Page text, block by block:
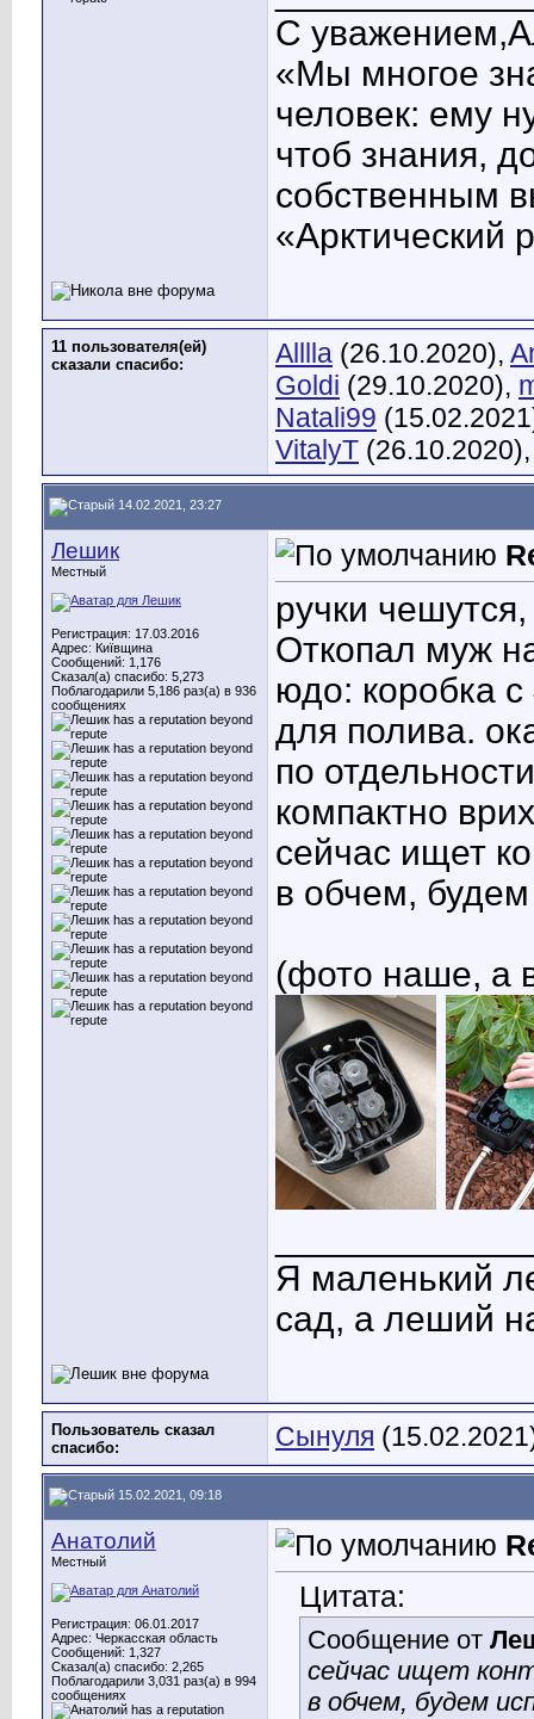
С
«Мы многое
человек: ему
чтоб знания,
собственным
«Арктический
11 пользователя(ей)
сказали cпасибо:
Alllla (26.10.2020),
Goldi (29.10.2020),
Natali99
VitalyT
14.02.2021, 23:27
Лешик
Местный
Регистрация: 17.03.2016
Адрес: Київщина
Сообщений: 1,176
Сказал(а) спасибо: 5,273
Поблагодарили 5,186 раз(а) в 936
сообщениях
ручки
Откопал муж
юдо: коробка
для полива.
по
компактно
сейчас ищет
в обчем,
(фото наше, а
Я маленький
сад, а леший
Пользователь сказал
cпасибо:
Сынуля
15.02.2021, 09:18
Анатолий
Местный
Регистрация: 06.01.2017
Адрес: Черкасская область
Сообщений: 1,327
Сказал(а) спасибо: 2,265
Поблагодарили 3,031 раз(а) в 994
сообщениях
Цитата:
Сообщение от
сейчас ищет
в обчем, будем